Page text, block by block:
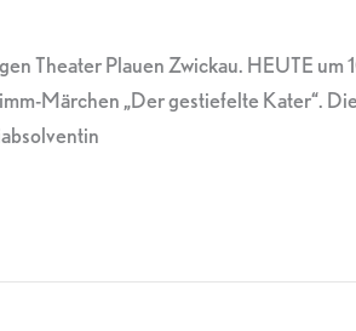
Theater Plauen Zwickau. HEUTE um
Märchen „Der gestiefelte Kater“.